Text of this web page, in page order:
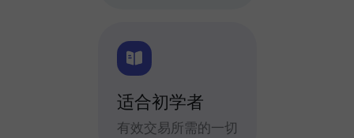
适合初学者
有效交易所需的一切